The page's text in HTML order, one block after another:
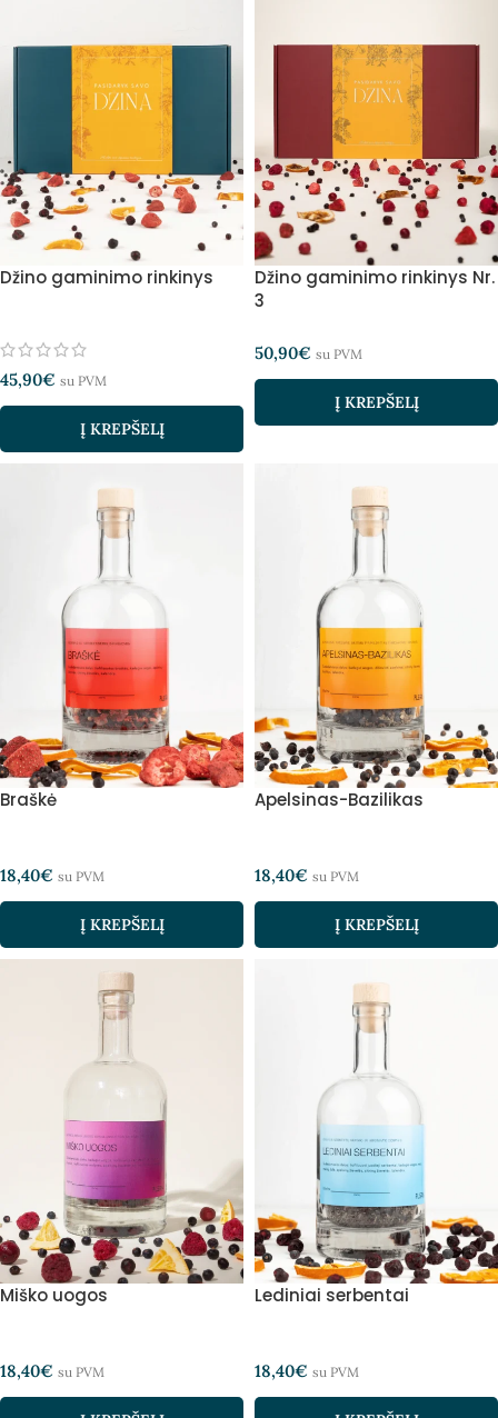
Džino gaminimo rinkinys
45,90€ su PVM
Į KREPŠELĮ
Džino gaminimo rinkinys Nr.
3
50,90€ su PVM
Į KREPŠELĮ
Braškė
18,40€ su PVM
Į KREPŠELĮ
Apelsinas-Bazilikas
18,40€ su PVM
Į KREPŠELĮ
Miško uogos
18,40€ su PVM
Lediniai serbentai
18,40€ su PVM